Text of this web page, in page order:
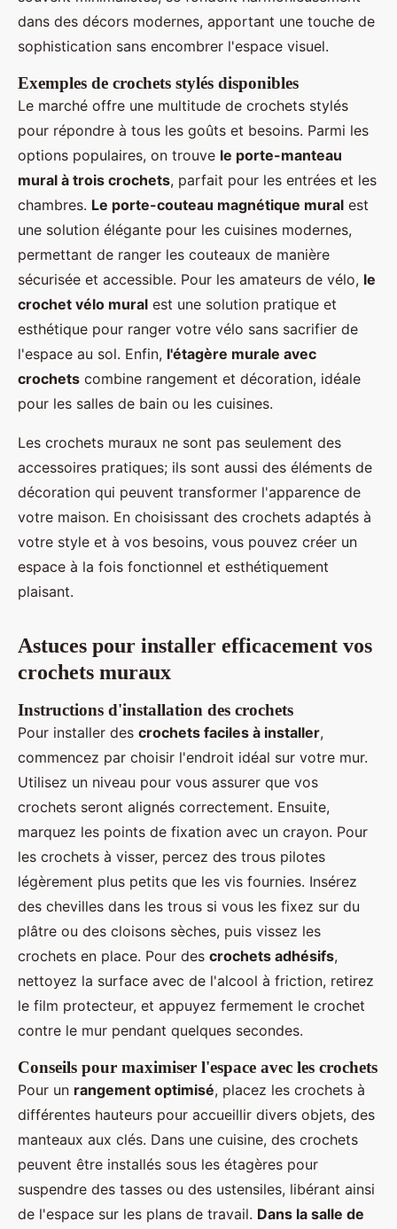
dans des décors modernes, apportant une touche de
sophistication sans encombrer l'espace visuel.
Exemples de crochets stylés disponibles
Le marché offre une multitude de crochets stylés
pour répondre à tous les goûts et besoins. Parmi les
options populaires, on trouve le porte-manteau
mural à trois crochets, parfait pour les entrées et les
chambres. Le porte-couteau magnétique mural est
une solution élégante pour les cuisines modernes,
permettant de ranger les couteaux de manière
sécurisée et accessible. Pour les amateurs de vélo, le
crochet vélo mural est une solution pratique et
esthétique pour ranger votre vélo sans sacrifier de
l'espace au sol. Enfin, l'étagère murale avec
crochets combine rangement et décoration, idéale
pour les salles de bain ou les cuisines.
Les crochets muraux ne sont pas seulement des
accessoires pratiques; ils sont aussi des éléments de
décoration qui peuvent transformer l'apparence de
votre maison. En choisissant des crochets adaptés à
votre style et à vos besoins, vous pouvez créer un
espace à la fois fonctionnel et esthétiquement
plaisant.
Astuces pour installer efficacement vos
crochets muraux
Instructions d'installation des crochets
Pour installer des crochets faciles à installer,
commencez par choisir l'endroit idéal sur votre mur.
Utilisez un niveau pour vous assurer que vos
crochets seront alignés correctement. Ensuite,
marquez les points de fixation avec un crayon. Pour
les crochets à visser, percez des trous pilotes
légèrement plus petits que les vis fournies. Insérez
des chevilles dans les trous si vous les fixez sur du
plâtre ou des cloisons sèches, puis vissez les
crochets en place. Pour des crochets adhésifs,
nettoyez la surface avec de l'alcool à friction, retirez
le film protecteur, et appuyez fermement le crochet
contre le mur pendant quelques secondes.
Conseils pour maximiser l'espace avec les crochets
Pour un rangement optimisé, placez les crochets à
différentes hauteurs pour accueillir divers objets, des
manteaux aux clés. Dans une cuisine, des crochets
peuvent être installés sous les étagères pour
suspendre des tasses ou des ustensiles, libérant ainsi
de l'espace sur les plans de travail. Dans la salle de